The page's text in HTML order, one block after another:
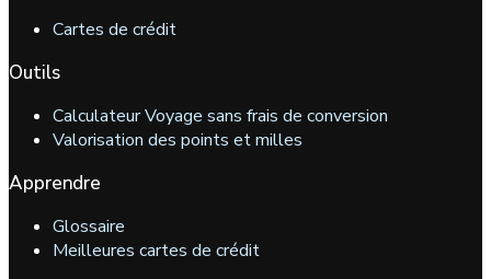
Cartes de crédit
Outils
Calculateur Voyage sans frais de conversion
Valorisation des points et milles
Apprendre
Glossaire
Meilleures cartes de crédit